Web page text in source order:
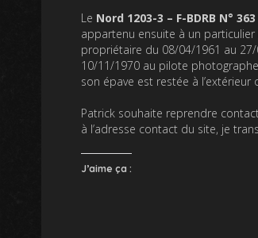
Le Nord 1203-3 – F-BDRB N° 363
appartenu ensuite à un particulier
propriétaire du 08/04/1961 au
10/11/1970 au pilote
son épave est restée à
Patrick souhaite reprendre
à l’adresse contact du site, je
J’aime ça :